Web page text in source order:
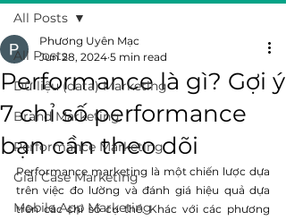
All Posts
Dữ liệu (data) Marketing
Brand Marketing​
Performance Marketing
Giải Case Marketing
Mobile App Marketing
All Posts
Performance là gì? Gợi ý
7 chỉ số performance
bạn cần theo dõi
Phương Uyên Mạc
Jun 28, 2024 5 min read
Performance marketing là một chiến lược dựa
trên việc đo lường và đánh giá hiệu quả dựa
trên các chỉ số cụ thể. Khác với các phương